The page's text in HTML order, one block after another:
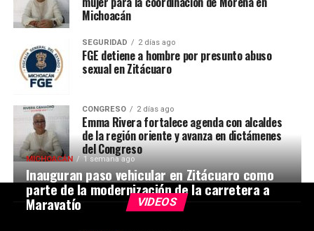
Michoacán
SEGURIDAD 2 días ago
FGE detiene a hombre por presunto abuso
sexual en Zitácuaro
CONGRESO 2 días ago
Emma Rivera fortalece agenda con alcaldes
de la región oriente y avanza en dictámenes
del Congreso
VIDEOS
MICHOACÁN 1 semana ago
Inauguran paso vehicular en Zitácuaro como
parte de la modernización de la carretera a
Maravatío